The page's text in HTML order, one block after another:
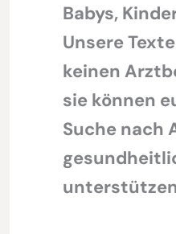
Babys,
Unsere
keinen
sie können
Suche nach